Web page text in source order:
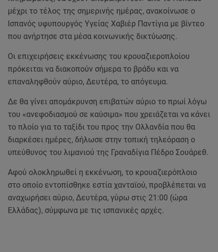
μέχρι το τέλος της σημερινής ημέρας, ανακοίνωσε ο
Ισπανός υφυπουργός Υγείας Χαβιέρ Παντίγια με βίντεο
που ανήρτησε στα μέσα κοινωνικής δικτύωσης.
Οι επιχειρήσεις εκκένωσης του κρουαζιεροπλοίου
πρόκειται να διακοπούν σήμερα το βράδυ και να
επαναληφθούν αύριο, Δευτέρα, το απόγευμα.
Δε θα γίνει απομάκρυνση επιβατών αύριο το πρωί λόγω
του «ανεφοδιασμού σε καύσιμα» που χρειάζεται να κάνει
το πλοίο για το ταξίδι του προς την Ολλανδία που θα
διαρκέσει ημέρες, δήλωσε στην τοπική τηλεόραση ο
υπεύθυνος του λιμανιού της Γραναδίγια Πέδρο Σουάρεθ.
Αφού ολοκληρωθεί η εκκένωση, το κρουαζιερόπλοιο
στο οποίο εντοπίσθηκε εστία χανταϊού, προβλέπεται να
αναχωρήσει αύριο, Δευτέρα, γύρω στις 21:00 (ώρα
Ελλάδας), σύμφωνα με τις ισπανικές αρχές.